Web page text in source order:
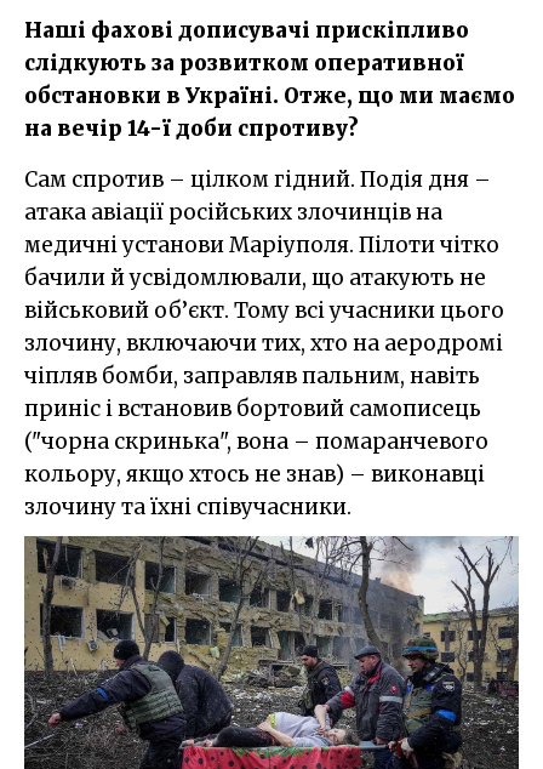
Наші фахові дописувачі прискіпливо
слідкують за розвитком оперативної
обстановки в Україні. Отже, що ми маємо
на вечір 14-ї доби спротиву?
Сам спротив – цілком гідний. Подія дня –
атака авіації російських злочинців на
медичні установи Маріуполя. Пілоти чітко
бачили й усвідомлювали, що атакують не
військовий об’єкт. Тому всі учасники цього
злочину, включаючи тих, хто на аеродромі
чіпляв бомби, заправляв пальним, навіть
приніс і встановив бортовий самописець
("чорна скринька", вона – помаранчевого
кольору, якщо хтось не знав) – виконавці
злочину та їхні співучасники.